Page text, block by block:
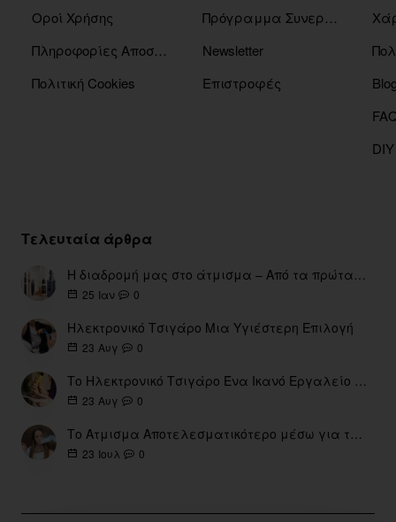
Οροί Χρήσης
Πληροφορίες Αποστόλης
Πολιτική Cookies
Πρόγραμμα Συνεργατών
Newsletter
Επιστροφές
Τελευταία άρθρα
Η διαδρομή μας στο άτμισμα – Από τα πρώτα eGo έως τη σύγχρονη εποχή
25 Ιαν 0
Ηλεκτρονικό Τσιγάρο Μια Υγιέστερη Επιλογή
23 Αυγ 0
Το Ηλεκτρονικό Τσιγάρο Ένα Ικανό Εργαλείο για τη Διακοπή του Καπνίσματος
23 Αυγ 0
Το Ατμισμα Αποτελεσματικότερο μέσω για την διακοπή Καπνίσματος
23 Ιουλ 0